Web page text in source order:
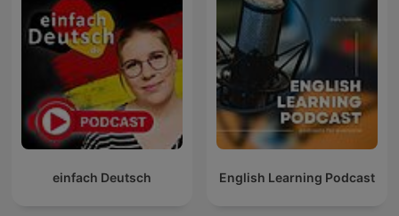
einfach Deutsch English Learning Podcast